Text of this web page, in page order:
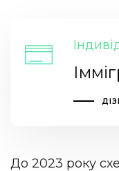
До 2023 року